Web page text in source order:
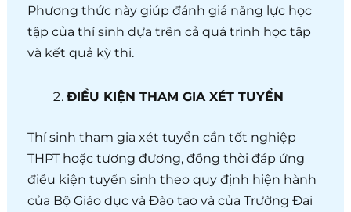
Phương thức này giúp đánh giá năng lực học
tập của thí sinh dựa trên cả quá trình học tập
và kết quả kỳ thi.
ĐIỀU KIỆN THAM GIA XÉT TUYỂN
Thí sinh tham gia xét tuyển cần tốt nghiệp
THPT hoặc tương đương, đồng thời đáp ứng
điều kiện tuyển sinh theo quy định hiện hành
của Bộ Giáo dục và Đào tạo và của Trường Đại